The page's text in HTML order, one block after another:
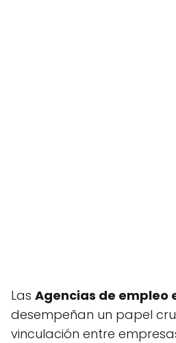
Las Agencias de empleo
desempeñan un papel
vinculación entre